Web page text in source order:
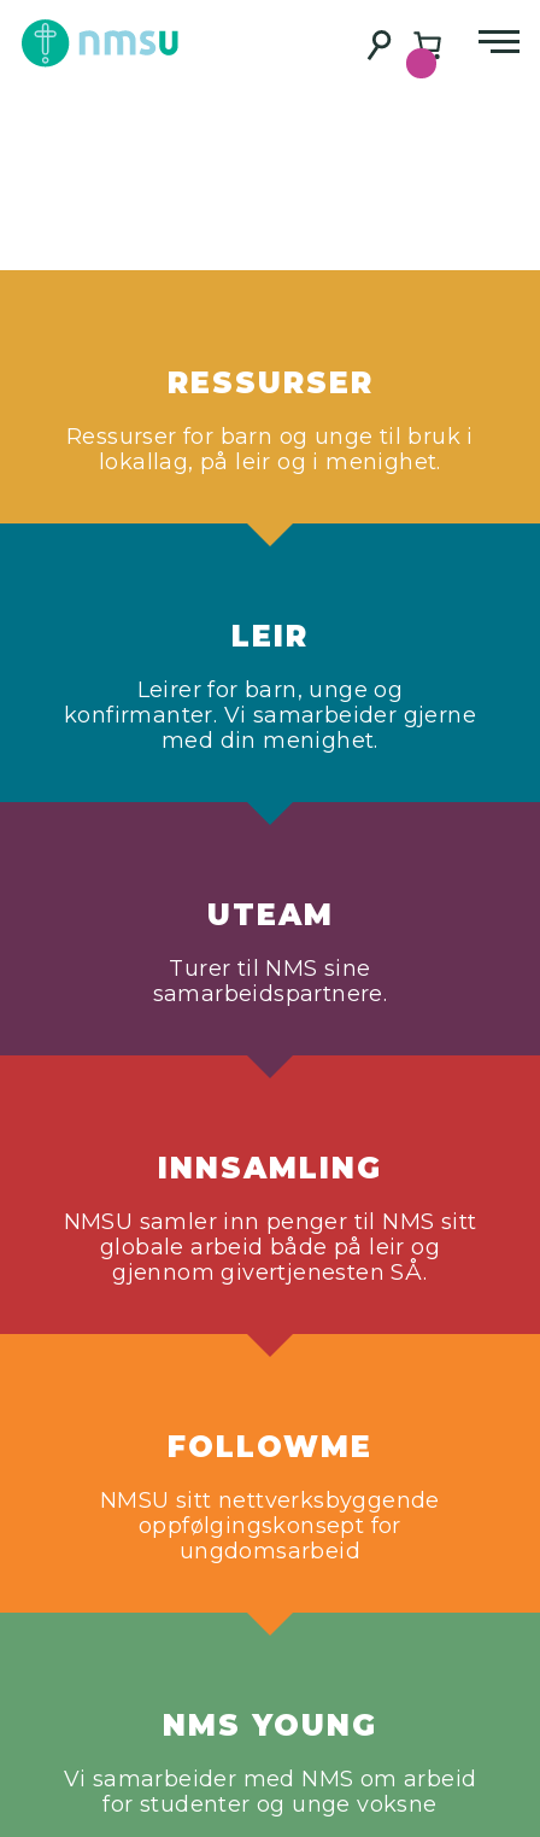
RESSURSER
Ressurser for barn og unge til bruk i
lokallag, på leir og i menighet.
LEIR
Leirer for barn, unge og
konfirmanter. Vi samarbeider gjerne
med din menighet.
UTEAM
Turer til NMS sine
samarbeidspartnere.
INNSAMLING
NMSU samler inn penger til NMS sitt
globale arbeid både på leir og
gjennom givertjenesten SÅ.
FOLLOWME
NMSU sitt nettverksbyggende
oppfølgingskonsept for
ungdomsarbeid
NMS YOUNG
Vi samarbeider med NMS om arbeid
for studenter og unge voksne